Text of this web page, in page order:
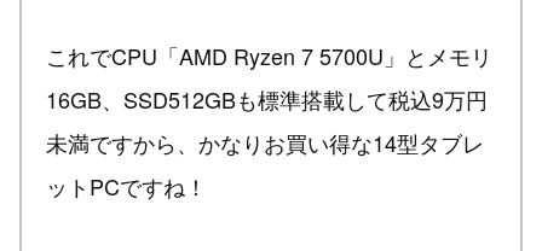
これでCPU「AMD Ryzen 7 5700U」とメモリ
16GB、SSD512GBも標準搭載して税込9万円
未満ですから、かなりお買い得な14型タブレ
ットPCですね！